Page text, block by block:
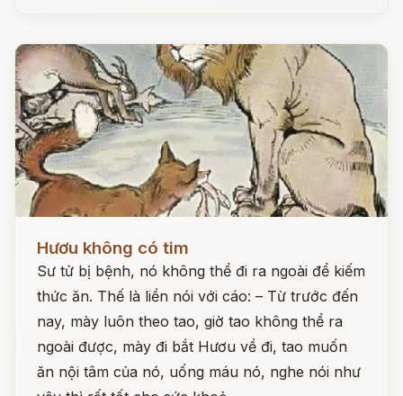
Hươu không có tim
Sư tử bị bệnh, nó không thể đi ra ngoài để kiếm
thức ăn. Thế là liền nói với cáo: – Từ trước đến
nay, mày luôn theo tao, giờ tao không thể ra
ngoài được, mày đi bắt Hươu về đi, tao muốn
ăn nội tâm của nó, uống máu nó, nghe nói như